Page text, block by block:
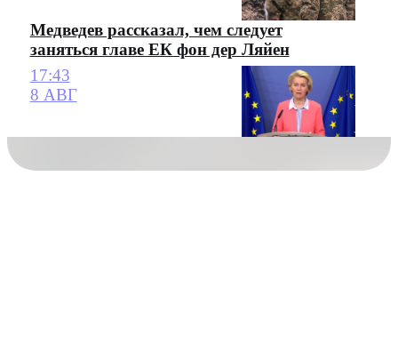
Медведев рассказал, чем следует
заняться главе ЕК фон дер Ляйен
17:43
8 АВГ